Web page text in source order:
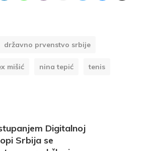
državno prvenstvo srbije
mišić nina tepić tenis
Digitalnoj
Srbija se